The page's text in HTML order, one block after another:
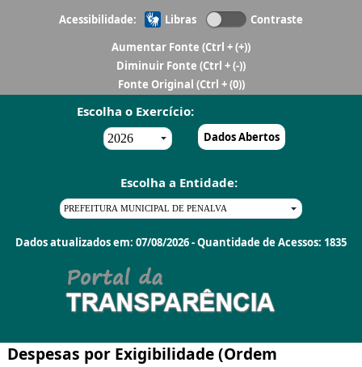
Acessibilidade: Libras
Contraste
Aumentar Fonte (Ctrl + (+))
Diminuir Fonte (Ctrl + (-))
Fonte Original (Ctrl + (0))
Escolha o Exercício:
Dados Abertos
Escolha a Entidade:
Dados atualizados em: 07/08/2026 - Quantidade de Acessos: 1835